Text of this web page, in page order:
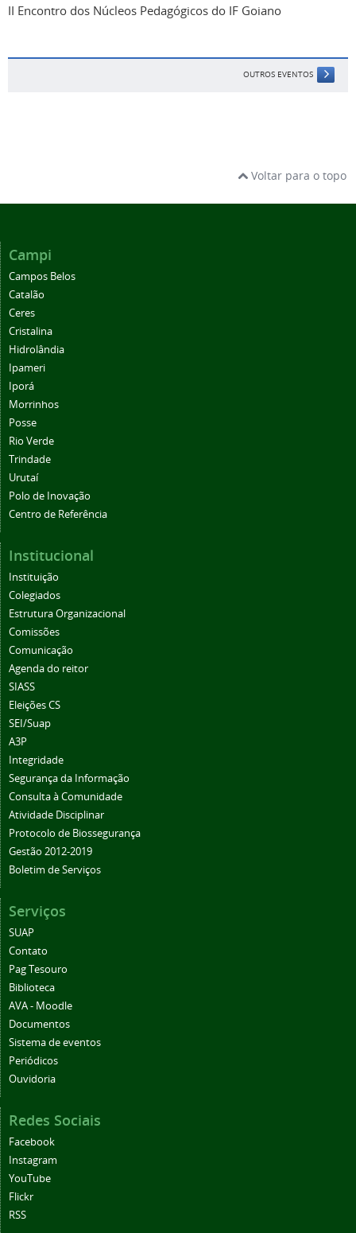
II Encontro dos Núcleos Pedagógicos do IF Goiano
OUTROS EVENTOS
Voltar para o topo
Campi
Campos Belos
Catalão
Ceres
Cristalina
Hidrolândia
Ipameri
Iporá
Morrinhos
Posse
Rio Verde
Trindade
Urutaí
Polo de Inovação
Centro de Referência
Institucional
Instituição
Colegiados
Estrutura Organizacional
Comissões
Comunicação
Agenda do reitor
SIASS
Eleições CS
SEI/Suap
A3P
Integridade
Segurança da Informação
Consulta à Comunidade
Atividade Disciplinar
Protocolo de Biossegurança
Gestão 2012-2019
Boletim de Serviços
Serviços
SUAP
Contato
Pag Tesouro
Biblioteca
AVA - Moodle
Documentos
Sistema de eventos
Periódicos
Ouvidoria
Redes Sociais
Facebook
Instagram
YouTube
Flickr
RSS